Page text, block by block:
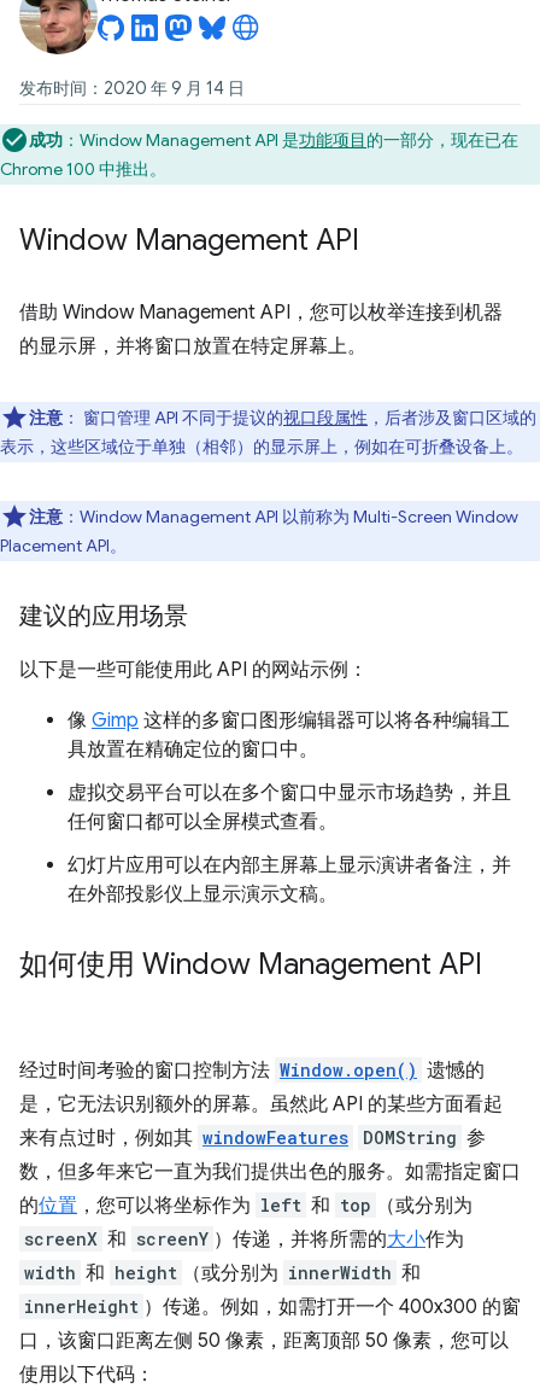
发布时间：2020 年 9 月 14 日
成功 ：Window Management API 是功能项目的一部分，现在已在
Chrome 100 中推出。
Window Management API
借助 Window Management API，您可以枚举连接到机器
的显示屏，并将窗口放置在特定屏幕上。
注意 ： 窗口管理 API 不同于提议的视口段属性 ，后者涉及窗口区域的
表示，这些区域位于单独（相邻）的显示屏上，例如在可折叠设备上。
注意 ：Window Management API 以前称为 Multi-Screen Window
Placement API。
建议的应用场景
以下是一些可能使用此 API 的网站示例：
像 Gimp 这样的多窗口图形编辑器可以将各种编辑工
具放置在精确定位的窗口中。
虚拟交易平台可以在多个窗口中显示市场趋势，并且
任何窗口都可以全屏模式查看。
幻灯片应用可以在内部主屏幕上显示演讲者备注，并
在外部投影仪上显示演示文稿。
如何使用 Window Management API
经过时间考验的窗口控制方法 Window.open() 遗憾的
是，它无法识别额外的屏幕。虽然此 API 的某些方面看起
来有点过时，例如其 windowFeatures DOMString 参
数，但多年来它一直为我们提供出色的服务。如需指定窗口
的位置 ，您可以将坐标作为 left 和 top （或分别为
screenX 和 screenY ）传递，并将所需的大小作为
width 和 height （或分别为 innerWidth 和
innerHeight ）传递。例如，如需打开一个 400x300 的窗
口，该窗口距离左侧 50 像素，距离顶部 50 像素，您可以
使用以下代码：